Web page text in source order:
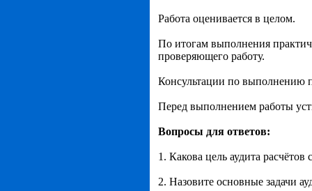
Работа оценивается в целом.
По итогам выполнения
проверяющего работу.
Консультации по выполнению
Перед выполнением работы
Вопросы для ответов:
1. Какова цель аудита
2. Назовите основные задачи